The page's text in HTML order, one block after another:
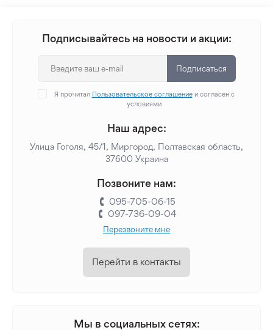
Подписывайтесь на новости и акции:
Подписаться
Я прочитал Пользовательское соглашениеи согласен с
условиями
Наш адрес:
Улица Гоголя, 45/1, Миргород, Полтавская область,
37600 Украина
Позвоните нам:
095-705-06-15
097-736-09-04
Перезвоните мне
Перейти в контакты
Мы в социальных сетях: